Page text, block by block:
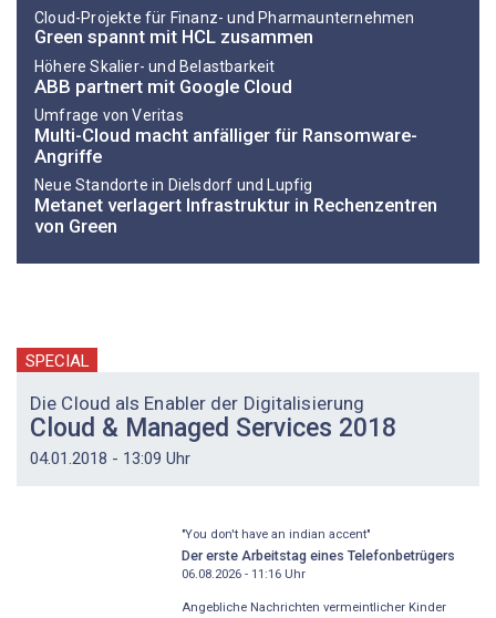
Cloud-Projekte für Finanz- und Pharmaunternehmen
Green spannt mit HCL zusammen
Höhere Skalier- und Belastbarkeit
ABB partnert mit Google Cloud
Umfrage von Veritas
Multi-Cloud macht anfälliger für Ransomware-
Angriffe
Neue Standorte in Dielsdorf und Lupfig
Metanet verlagert Infrastruktur in Rechenzentren
von Green
SPECIAL
Die Cloud als Enabler der Digitalisierung
Cloud & Managed Services 2018
04.01.2018 - 13:09 Uhr
"You don't have an indian accent"
Der erste Arbeitstag eines Telefonbetrügers
06.08.2026 - 11:16Uhr
Angebliche Nachrichten vermeintlicher Kinder